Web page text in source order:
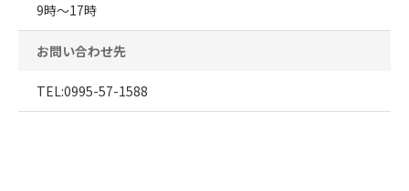
9時～17時
お問い合わせ先
TEL:0995-57-1588